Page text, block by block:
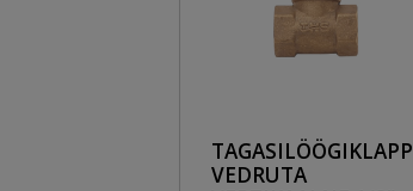
TAGASILÖÖGIKLAPP
VEDRUTA